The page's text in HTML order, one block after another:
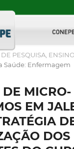
PESQUISA,
Saúde: Enfermagem
DE MICRO-
EM
DOS